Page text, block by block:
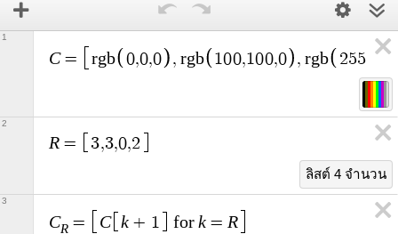
C = rgb 0,0,0 , rgb 100,100,0 , rgb 255 0 0
1
R = 3,3,0,2
ลิสต์ 4 จำนวน
2
CR = C k + 1 for k = R
3